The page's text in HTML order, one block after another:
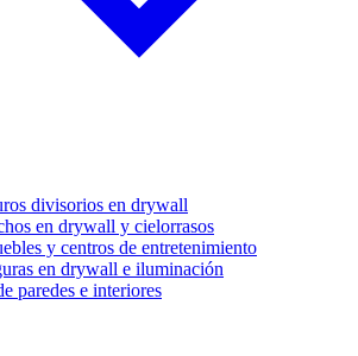
divisorios en drywall
en drywall y cielorrasos
y centros de entretenimiento
en drywall e iluminación
paredes e interiores